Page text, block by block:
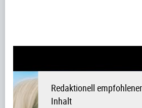
Redaktionell
Inhalt